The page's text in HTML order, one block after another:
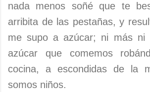
nada menos soñé que te
arribita de las pestañas, y
me supo a azúcar; ni más ni
azúcar que comemos
cocina, a escondidas de la
somos niños.